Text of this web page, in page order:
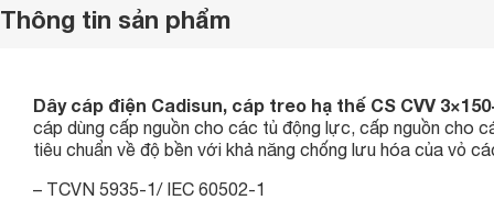
Thông tin sản phẩm
Dây cáp điện Cadisun, cáp treo hạ thế CS CVV
cáp dùng cấp nguồn cho các tủ động lực, cấp nguồn cho
tiêu chuẩn về độ bền với khả năng chống lưu hóa của vỏ
– TCVN 5935-1/ IEC 60502-1